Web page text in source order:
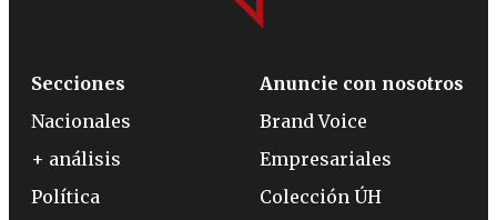
Secciones
Nacionales
+ análisis
Política
Anuncie con nosotros
Brand Voice
Empresariales
Colección ÚH